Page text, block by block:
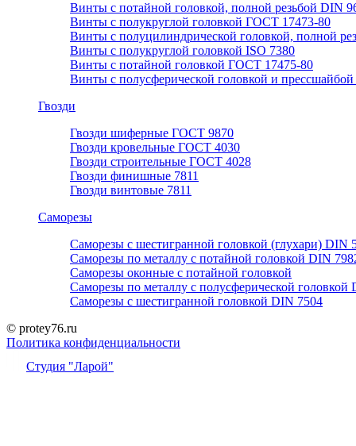
Винты с потайной головкой, полной резьбой DIN
Винты с полукруглой головкой ГОСТ 17473-80
Винты с полуцилиндрической головкой, полной
Винты с полукруглой головкой ISO 7380
Винты с потайной головкой ГОСТ 17475-80
Винты с полусферической головкой и
Гвозди
Гвозди шиферные ГОСТ 9870
Гвозди кровельные ГОСТ 4030
Гвозди строительные ГОСТ 4028
Гвозди финишные 7811
Гвозди винтовые 7811
Саморезы
Саморезы с шестигранной головкой (глухари) DIN
Саморезы по металлу с потайной головкой DIN
Саморезы оконные с потайной головкой
Саморезы по металлу с полусферической головкой
Саморезы с шестигранной головкой DIN 7504
© protey76.ru
Политика конфиденциальности
Студия "Ларой"